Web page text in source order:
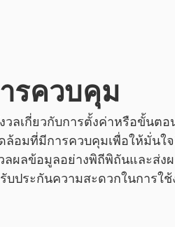
รควบคุม
ลเกี่ยวกับการตั้งค่าหรือขั้นตอ
ล้อมที่มีการควบคุมเพื่อให้มั่นใ
ลผลข้อมูลอย่างพิถีพิถันและส่ง
บประกันความสะดวกในการใช้